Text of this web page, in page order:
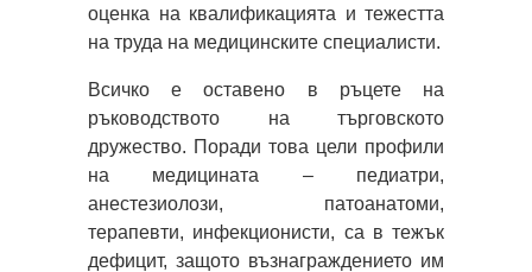
оценка на квалификацията и тежестта
на труда на медицинските специалисти.
Всичко е оставено в ръцете на
ръководството на търговското
дружество. Поради това цели профили
на медицината – педиатри,
анестезиолози, патоанатоми,
терапевти, инфекционисти, са в тежък
дефицит, защото възнаграждението им